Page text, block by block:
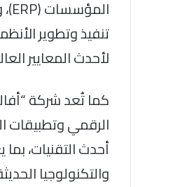
تنفيذ وتطوير
لأحدث المعايير
كما تُعد شركة
الرقمي وتطبيقات
أحدث التقنيات،
والتكنولوجيا